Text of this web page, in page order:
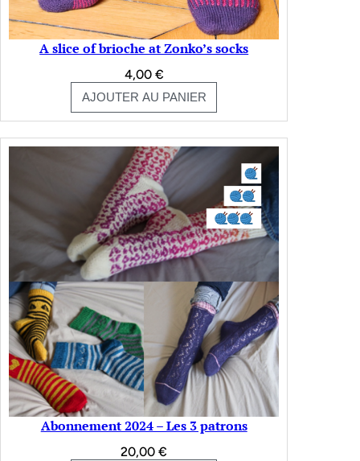
A slice of brioche at Zonko’s socks
4,00 €
AJOUTER AU PANIER
Abonnement 2024 – Les 3 patrons
20,00€